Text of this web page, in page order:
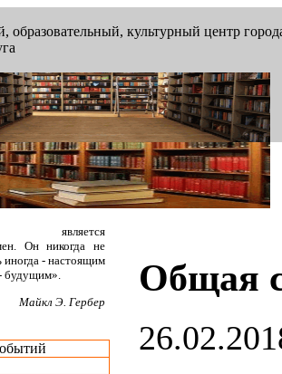
культурный центр
является
Он никогда не
- настоящим
- будущим».
Майкл Э. Гербер
Общая